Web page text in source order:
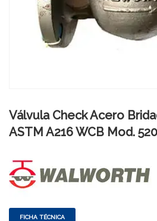
Válvula Check Acero
ASTM A216 WCB Mod.
FICHA TÉCNICA